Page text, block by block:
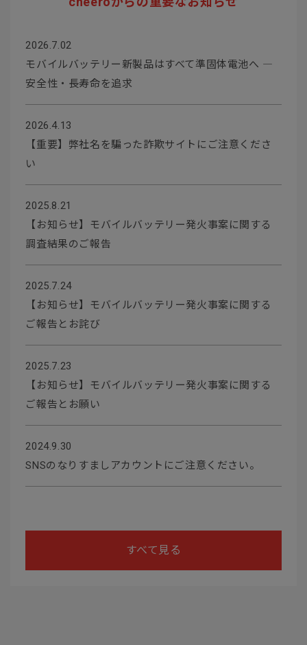
2026.7.02
モバイルバッテリー新製品はすべて準固体電池へ ―
安全性・長寿命を追求
2026.4.13
【重要】弊社名を騙った詐欺サイトにご注意くださ
い
2025.8.21
【お知らせ】モバイルバッテリー発火事案に関する
調査結果のご報告
2025.7.24
【お知らせ】モバイルバッテリー発火事案に関する
ご報告とお詫び
2025.7.23
【お知らせ】モバイルバッテリー発火事案に関する
ご報告とお願い
2024.9.30
SNSのなりすましアカウントにご注意ください。
すべて見る